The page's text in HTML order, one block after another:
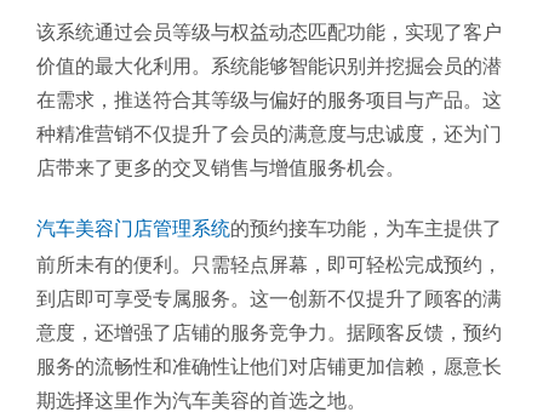
该系统通过会员等级与权益动态匹配功能，实现了客户
价值的最大化利用。系统能够智能识别并挖掘会员的潜
在需求，推送符合其等级与偏好的服务项目与产品。这
种精准营销不仅提升了会员的满意度与忠诚度，还为门
店带来了更多的交叉销售与增值服务机会。
汽车美容门店管理系统的预约接车功能，为车主提供了
前所未有的便利。只需轻点屏幕，即可轻松完成预约，
到店即可享受专属服务。这一创新不仅提升了顾客的满
意度，还增强了店铺的服务竞争力。据顾客反馈，预约
服务的流畅性和准确性让他们对店铺更加信赖，愿意长
期选择这里作为汽车美容的首选之地。